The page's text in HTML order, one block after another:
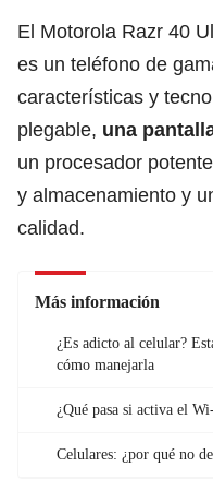
El Motorola Razr 40
es un teléfono de
características y
plegable, una
un procesador
y almacenamiento y
calidad.
Más información
¿Es adicto al celular?
cómo manejarla
¿Qué pasa si activa el
Celulares: ¿por qué no